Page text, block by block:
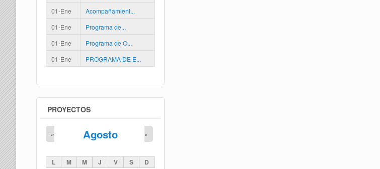
01-Ene
Acompañamient...
01-Ene
Programa de...
01-Ene
Programa de O...
01-Ene
PROGRAMA DE E...
PROYECTOS
Agosto
« »
L M M J V S D